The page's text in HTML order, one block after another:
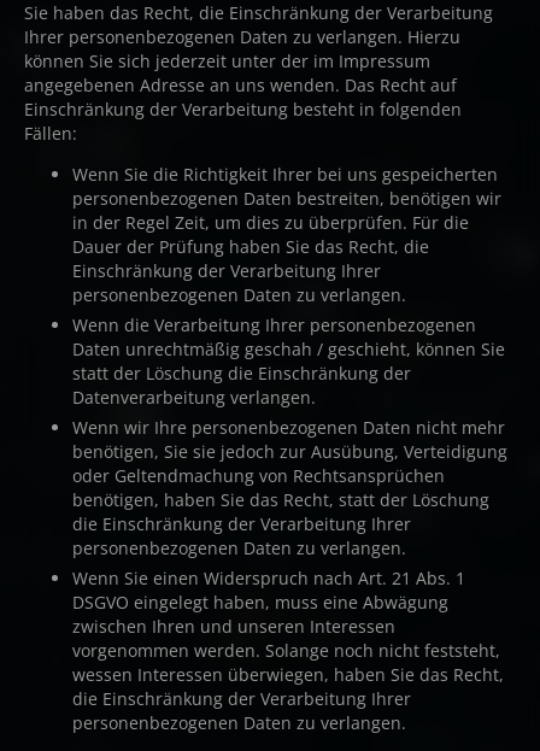
Sie haben das Recht, die Einschränkung der Verarbeitung
Ihrer personenbezogenen Daten zu verlangen. Hierzu
können Sie sich jederzeit unter der im Impressum
angegebenen Adresse an uns wenden. Das Recht auf
Einschränkung der Verarbeitung besteht in folgenden
Fällen:
Wenn Sie die Richtigkeit Ihrer bei uns gespeicherten
personenbezogenen Daten bestreiten, benötigen wir
in der Regel Zeit, um dies zu überprüfen. Für die
Dauer der Prüfung haben Sie das Recht, die
Einschränkung der Verarbeitung Ihrer
personenbezogenen Daten zu verlangen.
Wenn die Verarbeitung Ihrer personenbezogenen
Daten unrechtmäßig geschah / geschieht, können Sie
statt der Löschung die Einschränkung der
Datenverarbeitung verlangen.
Wenn wir Ihre personenbezogenen Daten nicht mehr
benötigen, Sie sie jedoch zur Ausübung, Verteidigung
oder Geltendmachung von Rechtsansprüchen
benötigen, haben Sie das Recht, statt der Löschung
die Einschränkung der Verarbeitung Ihrer
personenbezogenen Daten zu verlangen.
Wenn Sie einen Widerspruch nach Art. 21 Abs. 1
DSGVO eingelegt haben, muss eine Abwägung
zwischen Ihren und unseren Interessen
vorgenommen werden. Solange noch nicht feststeht,
wessen Interessen überwiegen, haben Sie das Recht,
die Einschränkung der Verarbeitung Ihrer
personenbezogenen Daten zu verlangen.